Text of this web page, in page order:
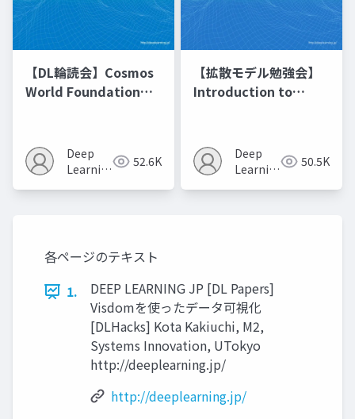
【DL輪読会】Cosmos
World Foundation
Deep
Learning
52.6K
【拡散モデル勉強会】
Introduction to
Deep
Learning
50.5K
各ページのテキスト
1.
DEEP LEARNING JP [DL Papers]
Visdomを使ったデータ可視化
[DLHacks] Kota Kakiuchi, M2,
Systems Innovation, UTokyo
http://deeplearning.jp/
http://deeplearning.jp/